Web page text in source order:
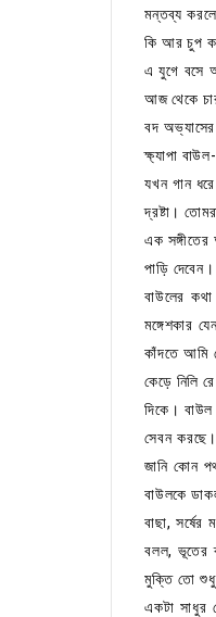
মন্তব্য
কি আর চুপ
এ যুগে বসে
আজ থেকে
বদ
ক্ষ্যাপা
যখন গান
দ্রষ্টা।
এক সঙ্গীতের
পাড়ি
বাউলের
মঙ্গেশকার
কাঁদতে আমি
কেড়ে নিলি
দিকে।
সেবন
জানি কোন
বাউলকে
বাছা,
বলল, ভূতের
মুক্তি তো শুধু
একটা সাধুর